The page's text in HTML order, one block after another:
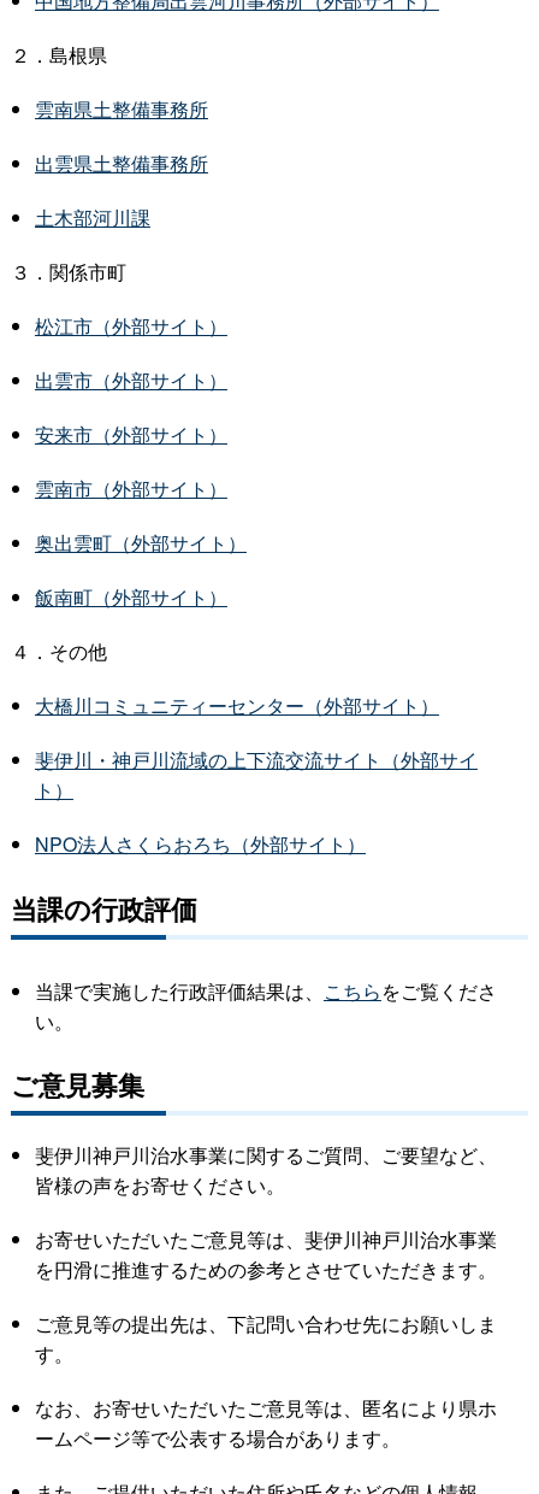
２．島根県
雲南県土整備事務所
出雲県土整備事務所
土木部河川課
３．関係市町
松江市（外部サイト）
出雲市（外部サイト）
安来市（外部サイト）
雲南市（外部サイト）
奥出雲町（外部サイト）
飯南町（外部サイト）
４．その他
大橋川コミュニティーセンター（外部サイト）
斐伊川・神戸川流域の上下流交流サイト（外部サイ
ト）
NPO法人さくらおろち（外部サイト）
当課の行政評価
当課で実施した行政評価結果は、 こちらをご覧くださ
い。
ご意見募集
斐伊川神戸川治水事業に関するご質問、ご要望など、
皆様の声をお寄せください。
お寄せいただいたご意見等は、斐伊川神戸川治水事業
を円滑に推進するための参考とさせていただきます。
ご意見等の提出先は、下記問い合わせ先にお願いしま
す。
なお、お寄せいただいたご意見等は、匿名により県ホ
ームページ等で公表する場合があります。